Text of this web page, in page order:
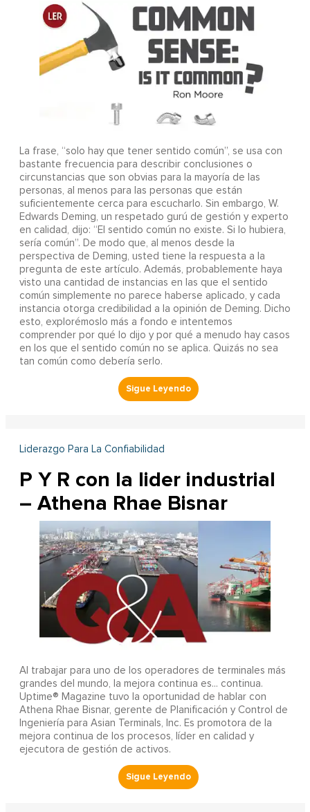
La frase, “solo hay que tener sentido común”, se usa con
bastante frecuencia para describir conclusiones o
circunstancias que son obvias para la mayoría de las
personas, al menos para las personas que están
suficientemente cerca para escucharlo. Sin embargo, W.
Edwards Deming, un respetado gurú de gestión y experto
en calidad, dijo: “El sentido común no existe. Si lo hubiera,
sería común”. De modo que, al menos desde la
perspectiva de Deming, usted tiene la respuesta a la
pregunta de este artículo. Además, probablemente haya
visto una cantidad de instancias en las que el sentido
común simplemente no parece haberse aplicado, y cada
instancia otorga credibilidad a la opinión de Deming. Dicho
esto, explorémoslo más a fondo e intentemos
comprender por qué lo dijo y por qué a menudo hay casos
en los que el sentido común no se aplica. Quizás no sea
tan común como debería serlo.
Liderazgo Para La Confiabilidad
P Y R con la lider industrial
– Athena Rhae Bisnar
Al trabajar para uno de los operadores de terminales más
grandes del mundo, la mejora continua es... continua.
Uptime® Magazine tuvo la oportunidad de hablar con
Athena Rhae Bisnar, gerente de Planificación y Control de
Ingeniería para Asian Terminals, Inc. Es promotora de la
mejora continua de los procesos, líder en calidad y
ejecutora de gestión de activos.